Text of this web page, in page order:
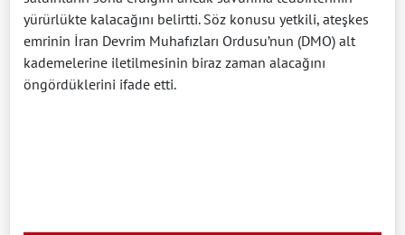
yürürlükte kalacağını belirtti. Söz konusu yetkili, ateşkes
emrinin İran Devrim Muhafızları Ordusu’nun (DMO) alt
kademelerine iletilmesinin biraz zaman alacağını
öngördüklerini ifade etti.